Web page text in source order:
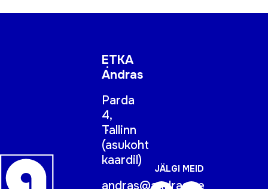
ETKA
Andras
Parda
4,
Tallinn
(asukoht
kaardil)
andras@andras.ee
JÄLGI MEID